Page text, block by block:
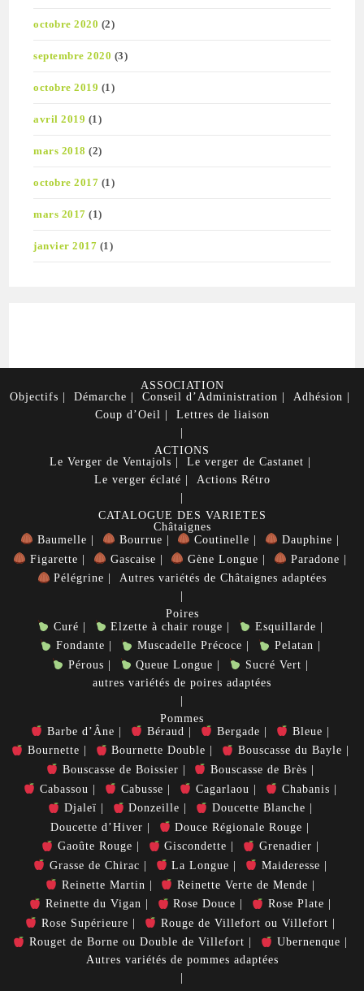
octobre 2020 (2)
septembre 2020 (3)
octobre 2019 (1)
avril 2019 (1)
mars 2018 (2)
octobre 2017 (1)
mars 2017 (1)
janvier 2017 (1)
ASSOCIATION
Objectifs
Démarche Conseil d’Administration
Adhésion
Coup d’Oeil
Lettres de liaison
ACTIONS
Le Verger de Ventajols
Le verger de Castanet
Le verger éclaté
Actions Rétro
CATALOGUE DES VARIETES
Châtaignes
Baumelle
Bourrue Coutinelle
Dauphine
Figarette
Gascaise Gène Longue
Paradone
Pélégrine
Autres variétés de Châtaignes adaptées
Poires
Curé
Elzette à chair rouge
Esquillarde
Fondante
Muscadelle Précoce
Pelatan
Pérous
Queue Longue
Sucré Vert
autres variétés de poires adaptées
Pommes
Barbe d’Âne
Béraud Bergade
Bleue
Bournette
Bournette Double
Bouscasse du Bayle
Bouscasse de Boissier
Bouscasse de Brès
Cabassou
Cabusse Cagarlaou
Chabanis
Djaleï
Donzeille
Doucette Blanche
Doucette d’Hiver
Douce Régionale Rouge
Gaoûte Rouge
Giscondette
Grenadier
Grasse de Chirac
La Longue
Maideresse
Reinette Martin
Reinette Verte de Mende
Reinette du Vigan
Rose Douce
Rose Plate
Rose Supérieure
Rouge de Villefort ou Villefort
Rouget de Borne ou Double de Villefort
Ubernenque
Autres variétés de pommes adaptées